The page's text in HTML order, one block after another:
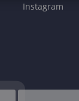
Instagram